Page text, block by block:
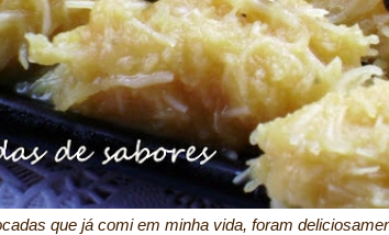
que já comi em minha vida, foram